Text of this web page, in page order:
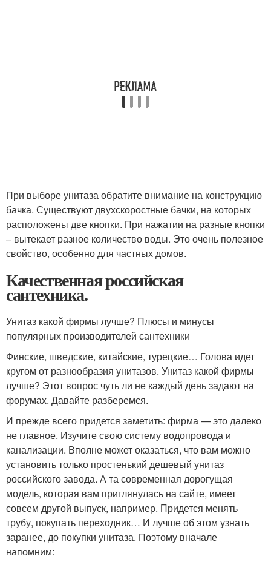
При выборе унитаза обратите внимание на конструкцию
бачка. Существуют двухскоростные бачки, на которых
расположены две кнопки. При нажатии на разные кнопки
– вытекает разное количество воды. Это очень полезное
свойство, особенно для частных домов.
Качественная российская
сантехника.
Унитаз какой фирмы лучше? Плюсы и минусы
популярных производителей сантехники
Финские, шведские, китайские, турецкие… Голова идет
кругом от разнообразия унитазов. Унитаз какой фирмы
лучше? Этот вопрос чуть ли не каждый день задают на
форумах. Давайте разберемся.
И прежде всего придется заметить: фирма — это далеко
не главное. Изучите свою систему водопровода и
канализации. Вполне может оказаться, что вам можно
установить только простенький дешевый унитаз
российского завода. А та современная дорогущая
модель, которая вам приглянулась на сайте, имеет
совсем другой выпуск, например. Придется менять
трубу, покупать переходник… И лучше об этом узнать
заранее, до покупки унитаза. Поэтому вначале
напомним: